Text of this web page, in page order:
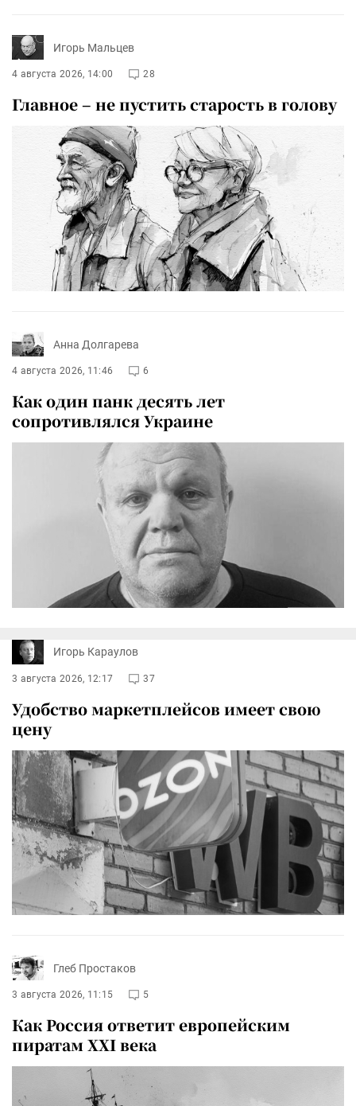
Игорь Мальцев
4 августа 2026, 14:00 28
Главное – не пустить старость в голову
Анна Долгарева
4 августа 2026, 11:46 6
Как один панк десять лет
сопротивлялся Украине
Игорь Караулов
3 августа 2026, 12:17 37
Удобство маркетплейсов имеет свою
цену
Глеб Простаков
3 августа 2026, 11:15 5
Как Россия ответит европейским
пиратам XXI века